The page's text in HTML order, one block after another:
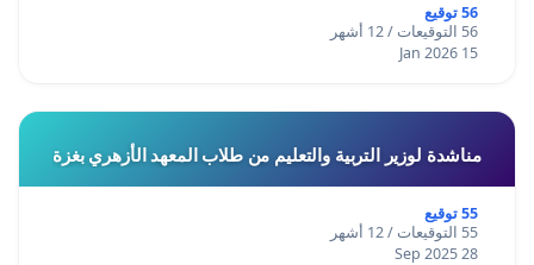
56 توقيع
56 التوقيعات / 12 أشهر
15 Jan 2026
مناشدة لوزير التربية والتعليم من طلاب المعهد الأزهري بغزة
55 توقيع
55 التوقيعات / 12 أشهر
28 Sep 2025